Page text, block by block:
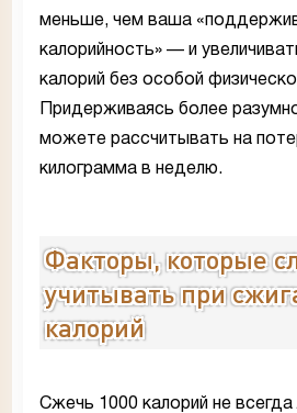
меньше, чем ваша
калорийность» — и
калорий без особой
Придерживаясь более
можете рассчитывать на
килограмма в неделю.
Факторы, которые
учитывать при
калорий
Сжечь 1000 калорий не